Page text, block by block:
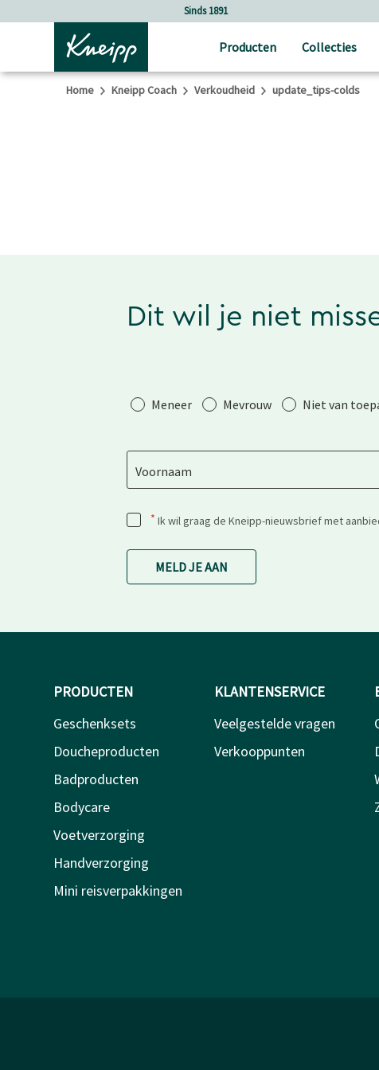
Sinds 1891
Producten Collecties
Home Kneipp Coach Verkoudheid update_tips-colds
Dit wil je niet
Aanhef
Meneer Mevrouw Niet van
Voornaam
* Ik wil graag de Kneipp-nieuwsbrief met
MELD JE AAN
PRODUCTEN
Geschenksets
Doucheproducten
Badproducten
Bodycare
Voetverzorging
Handverzorging
Mini reisverpakkingen
KLANTENSERVICE
Veelgestelde vragen
Verkooppunten